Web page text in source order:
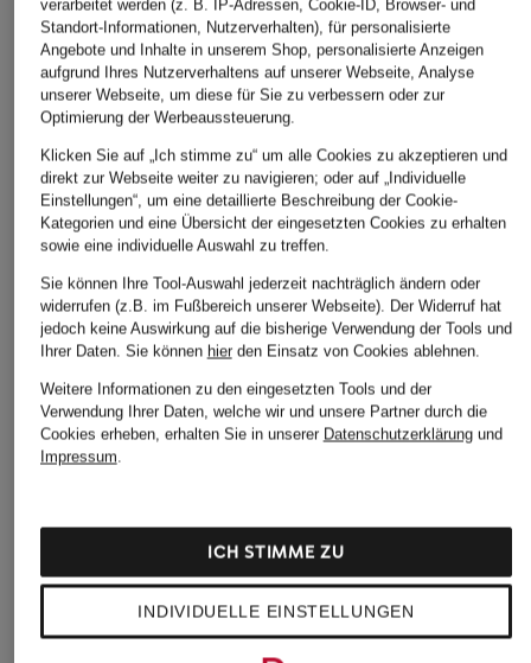
199 €
Santoni
399,99 € 260 €
verarbeitet werden (z. B. IP-Adressen, Cookie-ID, Browser- und
Standort-Informationen, Nutzerverhalten), für personalisierte
Angebote und Inhalte in unserem Shop, personalisierte Anzeigen
aufgrund Ihres Nutzerverhaltens auf unserer Webseite, Analyse
unserer Webseite, um diese für Sie zu verbessern oder zur
Optimierung der Werbeaussteuerung.
Klicken Sie auf „Ich stimme zu“ um alle Cookies zu akzeptieren und
direkt zur Webseite weiter zu navigieren; oder auf „Individuelle
Einstellungen“, um eine detaillierte Beschreibung der Cookie-
Kategorien und eine Übersicht der eingesetzten Cookies zu erhalten
sowie eine individuelle Auswahl zu treffen.
Sie können Ihre Tool-Auswahl jederzeit nachträglich ändern oder
widerrufen (z.B. im Fußbereich unserer Webseite). Der Widerruf hat
jedoch keine Auswirkung auf die bisherige Verwendung der Tools und
Ihrer Daten. Sie können hierden Einsatz von Cookies ablehnen.
Weitere Informationen zu den eingesetzten Tools und der
Verwendung Ihrer Daten, welche wir und unsere Partner durch die
Cookies erheben, erhalten Sie in unserer Datenschutzerklärungund
Impressum.
INDIVIDUELLE EINSTELLUNGEN
ICH STIMME ZU